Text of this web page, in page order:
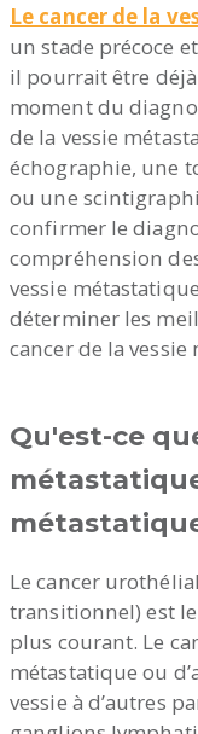
Le cancer de la
un stade précoce
il pourrait être déjà
moment du
de la vessie
échographie, une
ou une
confirmer le
compréhension
vessie
déterminer les
cancer de la
Qu'est-ce
Le cancer
transitionnel) est le
plus courant. Le
métastatique ou
vessie à d’autres